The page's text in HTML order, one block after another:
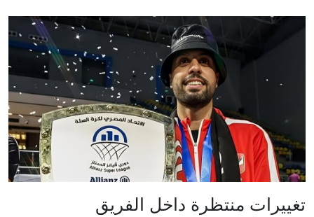
تغييرات منتظرة داخل الفريق